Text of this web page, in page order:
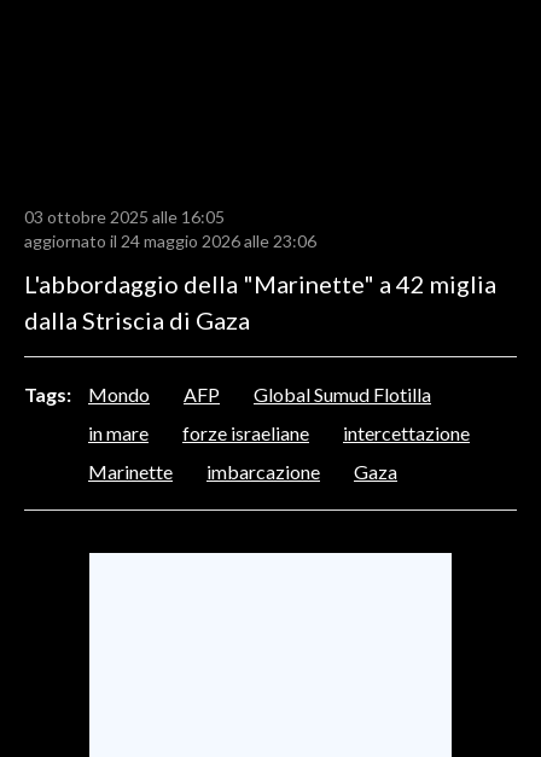
RISULTATI E CLASSIFICHE
CALCIO REGIONALE
BASKET
MOTORI
ALTRI SPORT
03 ottobre 2025 alle 16:05
aggiornato il 24 maggio 2026 alle 23:06
L'abbordaggio della "Marinette" a 42 miglia
dalla Striscia di Gaza
Tags: Mondo AFP
Global Sumud Flotilla
in mare
forze israeliane
intercettazione
Marinette
imbarcazione Gaza